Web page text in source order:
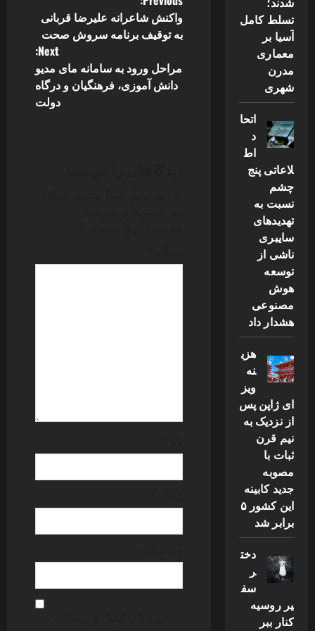
o
s
t
a
واکنش شاعرانه علیرضا قربانی
به توقیف برنامه سروش صحت
Next:
مراحل ورود به سامانه مای مدیو
دانش آموزی، فرهنگیان و درگاه
دولت
تسلط کامل
آسیا بر
معماری
مدرن
شهری
اتحا
د
اط
لاعاتی پنج
چشم
نسبت به
تهدیدهای
سایبری
ناشی از
توسعه
هوش
مصنوعی
هشدار داد
هزی
نه
ویز
ای ژاپن پس
از نزدیک به
نیم قرن
ثبات با
مصوبه
جدید کابینه
این کشور ۵
برابر شد
دخت
ر
سف
یر روسیه
کنار ببر